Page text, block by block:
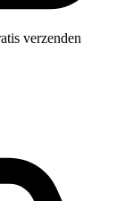
verzenden